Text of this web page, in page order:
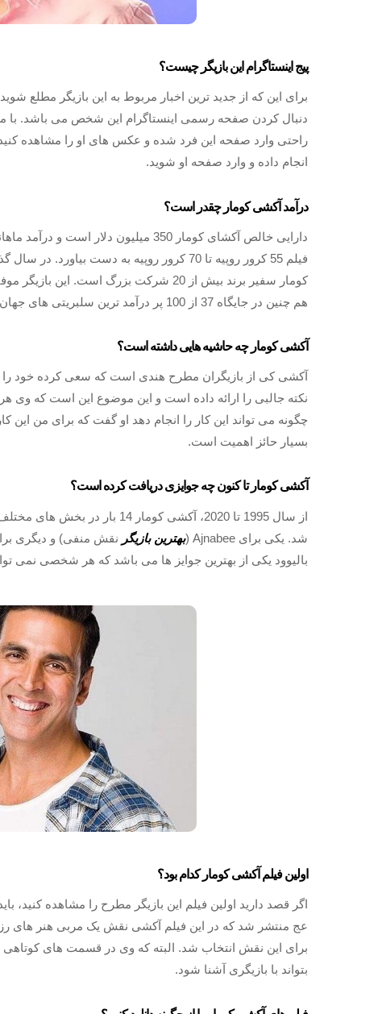
پیج اینستاگرام این بازیگر چیست؟
برای این که از جدید ترین اخبار مربوط به این بازیگر مطلع
دنبال کردن صفحه رسمی اینستاگرام این شخص می باشد. با
راحتی وارد صفحه این فرد شده و عکس های او را مشاهده
انجام داده و وارد صفحه او شوید.
درآمد آکشی کومار چقدر است؟
کومار سفیر برند بیش از 20 شرکت بزرگ
هم چنین در جایگاه 37 از 100 پر درآمد ترین سلبریتی های جهان قرار دارد.
آکشی‌ کومار چه حاشیه هایی داشته است؟
آکشی کی از بازیگران مطرح هندی است که سعی کرده خود را
نکته جالبی را ارائه داده است و این موضوع این است که وی
چگونه می تواند این کار را انجام دهد او گفت که برای من
بسیار حائز اهمیت است.
آکشی کومار تا کنون چه جوایزی دریافت کرده است؟
از سال 1995 تا 2020، آکشی
شد. یکی برای Ajnabee (
بهترین بازیگر
بالیوود یکی از بهترین جوایز ها می باشد که هر شخصی نمی
اولین فیلم آکشی کومار کدام بود؟
عج منتشر شد که در این فیلم آکشی نقش یک مربی هنر های
برای این نقش انتخاب شد. البته که وی در قسمت های
بتواند با بازیگری آشنا شود.